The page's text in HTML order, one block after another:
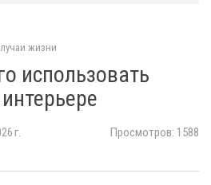
жизни
использовать
г. Просмотров: 1588